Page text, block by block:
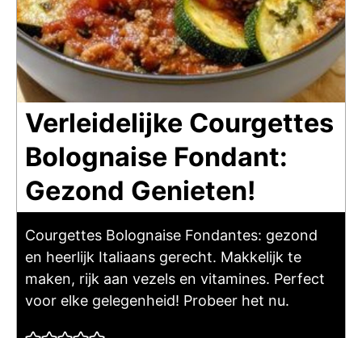
Verleidelijke Courgettes
Bolognaise Fondant:
Gezond Genieten!
Courgettes Bolognaise Fondantes: gezond
en heerlijk Italiaans gerecht. Makkelijk te
maken, rijk aan vezels en vitamines. Perfect
voor elke gelegenheid! Probeer het nu.